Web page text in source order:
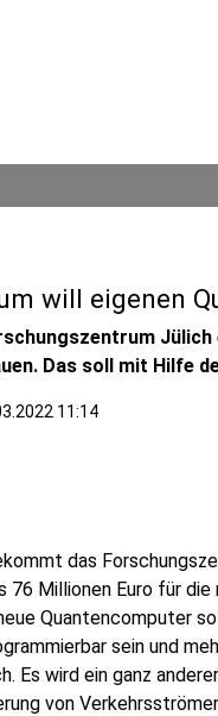
will eigenen
Das soll mit Hilfe
11:14
das
76 Millionen Euro für
Quantencomputer
sein und
Es wird ein ganz
von